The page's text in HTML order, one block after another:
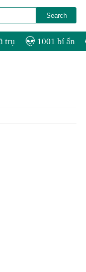
trụ 1001 bí ẩn